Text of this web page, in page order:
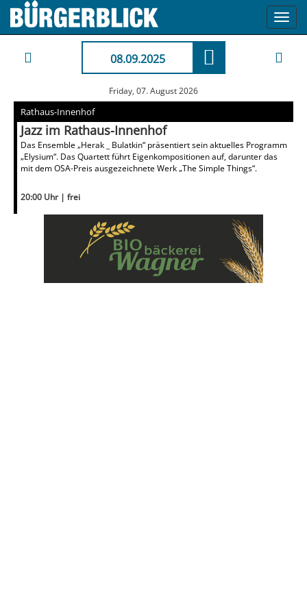
08.09.2025
Friday, 07. August 2026
Rathaus-Innenhof
Jazz im Rathaus-Innenhof
Das Ensemble „Herak _ Bulatkin“ präsentiert sein aktuelles Programm
„Elysium“. Das Quartett führt Eigenkompositionen auf, darunter das
mit dem OSA-Preis ausgezeichnete Werk „The Simple Things“.
20:00 Uhr | frei